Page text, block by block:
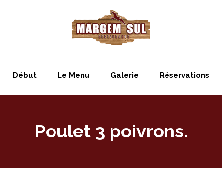
Début Le Menu Galerie Réservations
Poulet 3 poivrons.